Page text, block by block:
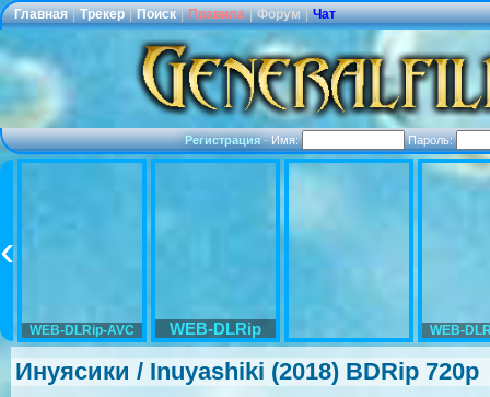
Главная | Трекер | Поиск | Правила | Форум | Чат
Регистрация·Имя: Пароль:
WEB-DLRip-AVC WEB-DLRip WEB-
Инуясики / Inuyashiki (2018) BDRip 720p